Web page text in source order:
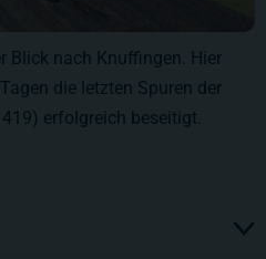
Blick nach Knuffingen. Hier
die letzten Spuren der
erfolgreich beseitigt.